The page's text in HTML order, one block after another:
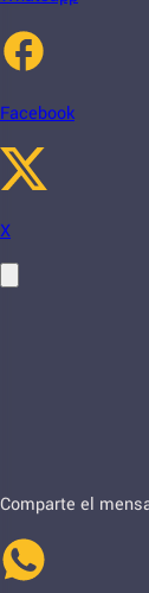
Facebook
X
Comparte el